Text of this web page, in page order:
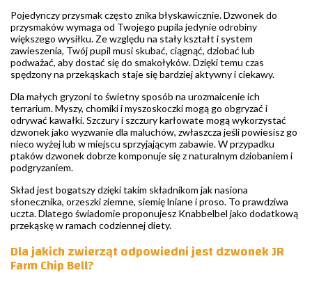
Pojedynczy przysmak często znika błyskawicznie. Dzwonek do
przysmaków wymaga od Twojego pupila jedynie odrobiny
większego wysiłku. Ze względu na stały kształt i system
zawieszenia, Twój pupil musi skubać, ciągnąć, dziobać lub
podważać, aby dostać się do smakołyków. Dzięki temu czas
spędzony na przekąskach staje się bardziej aktywny i ciekawy.
Dla małych gryzoni to świetny sposób na urozmaicenie ich
terrarium. Myszy, chomiki i myszoskoczki mogą go obgryzać i
odrywać kawałki. Szczury i szczury karłowate mogą wykorzystać
dzwonek jako wyzwanie dla maluchów, zwłaszcza jeśli powiesisz go
nieco wyżej lub w miejscu sprzyjającym zabawie. W przypadku
ptaków dzwonek dobrze komponuje się z naturalnym dziobaniem i
podgryzaniem.
Skład jest bogatszy dzięki takim składnikom jak nasiona
słonecznika, orzeszki ziemne, siemię lniane i proso. To prawdziwa
uczta. Dlatego świadomie proponujesz Knabbelbel jako dodatkową
przekąskę w ramach codziennej diety.
Dla jakich zwierząt odpowiedni jest dzwonek JR
Farm Chip Bell?